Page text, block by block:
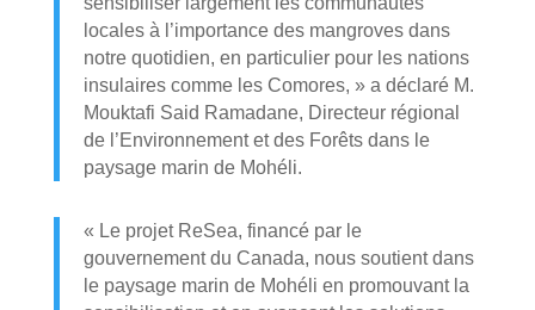
locales à l’importance des mangroves dans
notre quotidien, en particulier pour les nations
insulaires comme les Comores, » a déclaré M.
Mouktafi Said Ramadane, Directeur régional
de l’Environnement et des Forêts dans le
paysage marin de Mohéli.
« Le projet ReSea, financé par le
gouvernement du Canada, nous soutient dans
le paysage marin de Mohéli en promouvant la